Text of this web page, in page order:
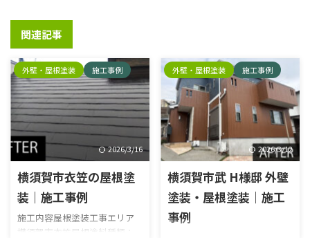
関連記事
外壁・屋根塗装 施工事例
2026/3/16
横須賀市衣笠の屋根塗
装｜施工事例
施工内容屋根塗装工事エリア
横須賀市衣笠屋根塗料種類：
外壁・屋根塗装 施工事例
2026/3/12
横須賀市武 H様邸 外壁
塗装・屋根塗装｜施工
事例